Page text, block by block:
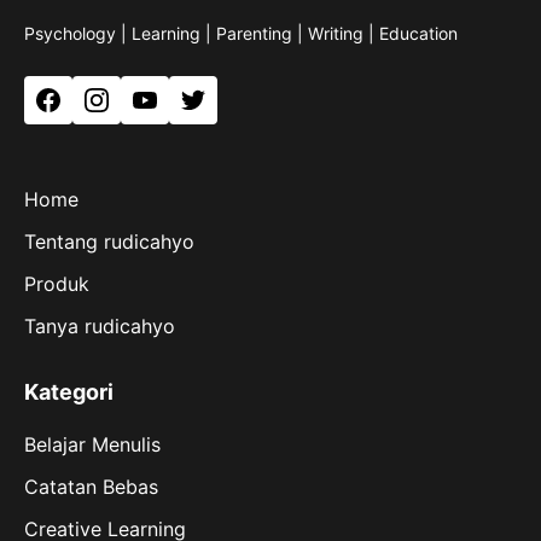
Psychology | Learning | Parenting | Writing | Education
FacebookInstagramYouTubeTwitter
Home
Tentang rudicahyo
Produk
Tanya rudicahyo
Kategori
Belajar Menulis
Catatan Bebas
Creative Learning